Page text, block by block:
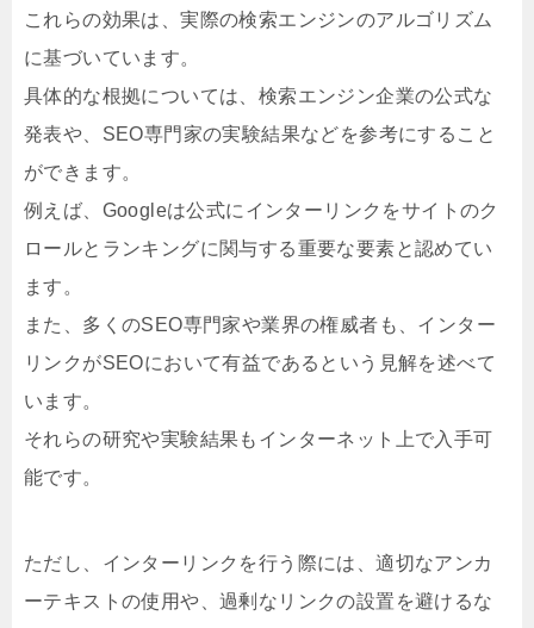
これらの効果は、実際の検索エンジンのアルゴリズム
に基づいています。
具体的な根拠については、検索エンジン企業の公式な
発表や、SEO専門家の実験結果などを参考にすること
ができます。
例えば、Googleは公式にインターリンクをサイトのク
ロールとランキングに関与する重要な要素と認めてい
ます。
また、多くのSEO専門家や業界の権威者も、インター
リンクがSEOにおいて有益であるという見解を述べて
います。
それらの研究や実験結果もインターネット上で入手可
能です。
ただし、インターリンクを行う際には、適切なアンカ
ーテキストの使用や、過剰なリンクの設置を避けるな